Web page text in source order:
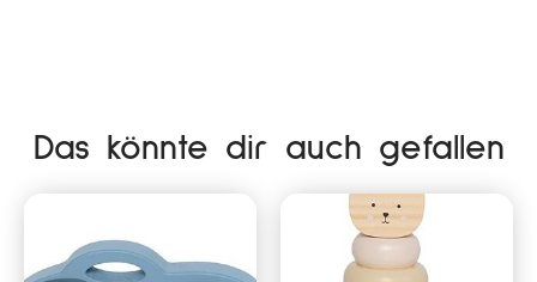
Das könnte dir auch gefallen